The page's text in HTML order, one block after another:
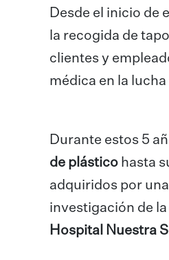
Desde el inicio de
la recogida de
clientes y
médica en la
Durante estos 5
de plástico hasta
adquiridos por
investigación de la
Hospital Nuestra